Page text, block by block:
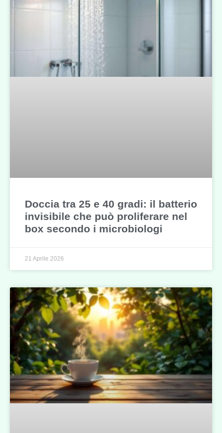
Doccia tra 25 e 40 gradi: il batterio
invisibile che può proliferare nel
box secondo i microbiologi
21 Aprile 2026